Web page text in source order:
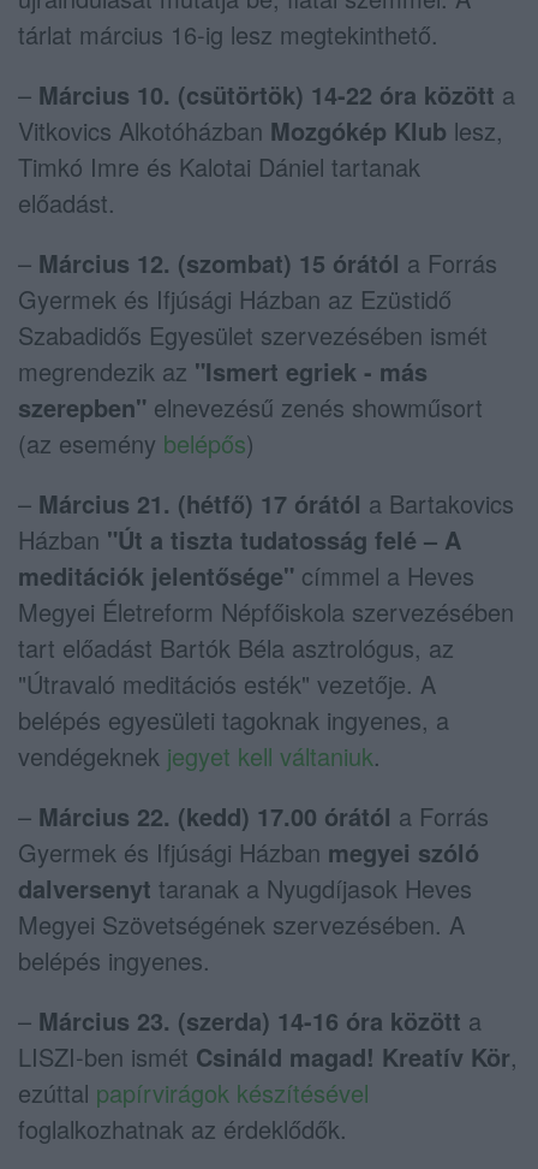
tárlat március 16-ig lesz megtekinthető.
– Március 10. (csütörtök) 14-22 óra között a
Vitkovics Alkotóházban Mozgókép Klub lesz,
Timkó Imre és Kalotai Dániel tartanak
előadást.
– Március 12. (szombat) 15 órától a Forrás
Gyermek és Ifjúsági Házban az Ezüstidő
Szabadidős Egyesület szervezésében ismét
megrendezik az "Ismert egriek - más
szerepben" elnevezésű zenés showműsort
(az esemény belépős)
– Március 21. (hétfő) 17 órától a Bartakovics
Házban "Út a tiszta tudatosság felé – A
meditációk jelentősége" címmel a Heves
Megyei Életreform Népfőiskola szervezésében
tart előadást Bartók Béla asztrológus, az
"Útravaló meditációs esték" vezetője. A
belépés egyesületi tagoknak ingyenes, a
vendégeknek jegyet kell váltaniuk.
– Március 22. (kedd) 17.00 órától a Forrás
Gyermek és Ifjúsági Házban megyei szóló
dalversenyt taranak a Nyugdíjasok Heves
Megyei Szövetségének szervezésében. A
belépés ingyenes.
– Március 23. (szerda) 14-16 óra között a
LISZI-ben ismét Csináld magad! Kreatív Kör,
ezúttal papírvirágok készítésével
foglalkozhatnak az érdeklődők.